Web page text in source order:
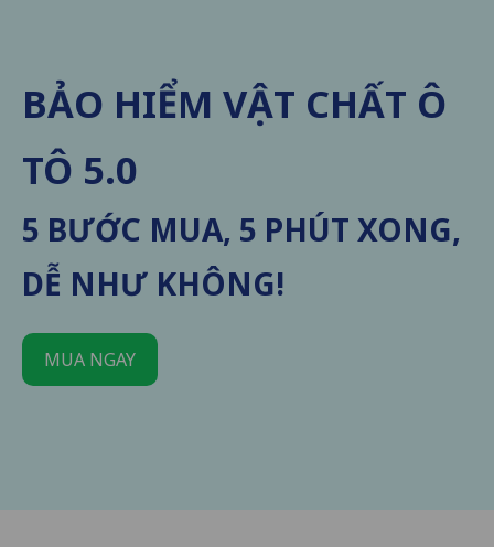
BẢO HIỂM VẬT CHẤT Ô
TÔ 5.0
5 BƯỚC MUA, 5 PHÚT XONG,
DỄ NHƯ KHÔNG!
MUA NGAY